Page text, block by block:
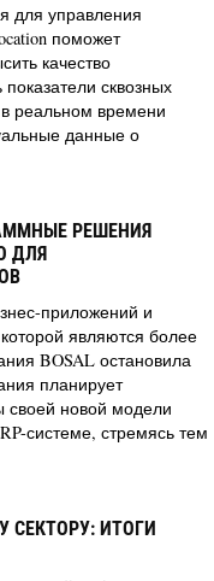
для управления
поможет
качество
сквозных
реальном времени
данные о
РЕШЕНИЯ
ДЛЯ
приложений и
являются более
BOSAL остановила
планирует
своей новой модели
системе, стремясь тем
СЕКТОРУ: ИТОГИ